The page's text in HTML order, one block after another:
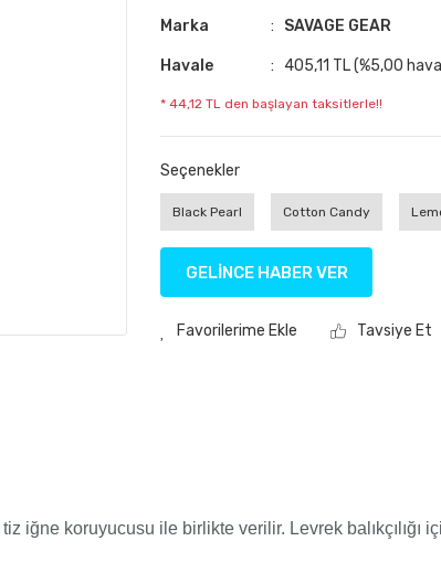
Marka SAVAGE GEAR
Havale 405,11 TL (%5,00
* 44,12 TL den başlayan taksitlerle!!
Seçenekler
Black Pearl Cotton Candy
GELİNCE HABER VER
Tavsiye Et
iğne koruyucusu ile birlikte verilir. Levrek balıkçılığı